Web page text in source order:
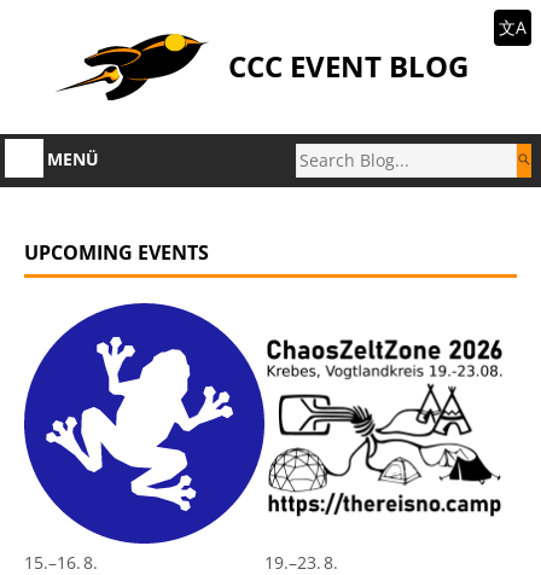
CCC EVENT BLOG
文A
MENÜ
UPCOMING EVENTS
15.–16. 8.
19.–23. 8.